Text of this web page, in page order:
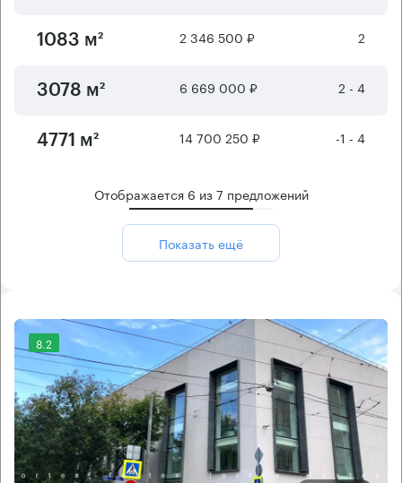
1083 м² 2 346 500 ₽ 2
3078 м² 6 669 000 ₽ 2 - 4
4771 м² 14 700 250 ₽ -1 - 4
Отображается 6 из7 предложений
Показать ещё
8.2